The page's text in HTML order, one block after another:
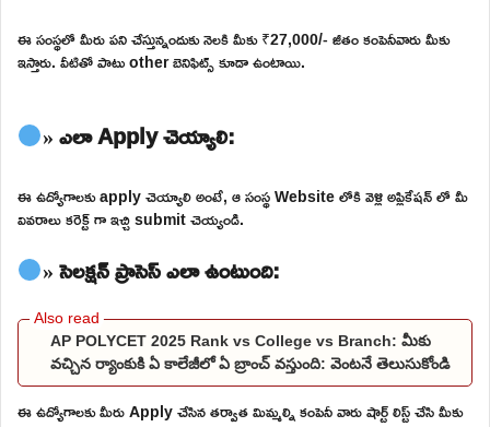
ఈ సంస్థలో మీరు పని చేస్తున్నందుకు నెలకి మీకు ₹27,000/- జీతం కంపెనీవారు మీకు
ఇస్తారు. వీటితో పాటు other బెనిఫిట్స్ కూడా ఉంటాయి.
» ఎలా Apply చెయ్యాలి:
ఈ ఉద్యోగాలకు apply చెయ్యాలి అంటే, ఆ సంస్థ Website లోకి వెళ్లి అప్లికేషన్ లో మీ
వివరాలు కరెక్ట్ గా ఇచ్చి submit చెయ్యండి.
» సెలక్షన్ ప్రాసెస్ ఎలా ఉంటుంది:
AP POLYCET 2025 Rank vs College vs Branch: మీకు
వచ్చిన ర్యాంకుకి ఏ కాలేజీలో ఏ బ్రాంచ్ వస్తుంది: వెంటనే తెలుసుకోండి
ఈ ఉద్యోగాలకు మీరు Apply చేసిన తర్వాత మిమ్మల్ని కంపెనీ వారు షార్ట్ లిస్ట్ చేసి మీకు